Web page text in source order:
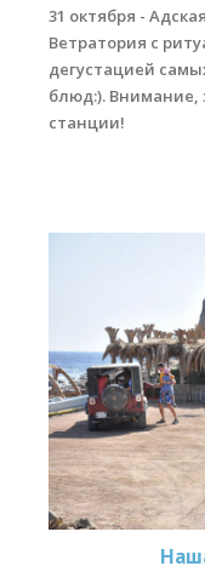
31 октября -
Ветратория с
дегустацией
блюд:). Внимание,
станции!